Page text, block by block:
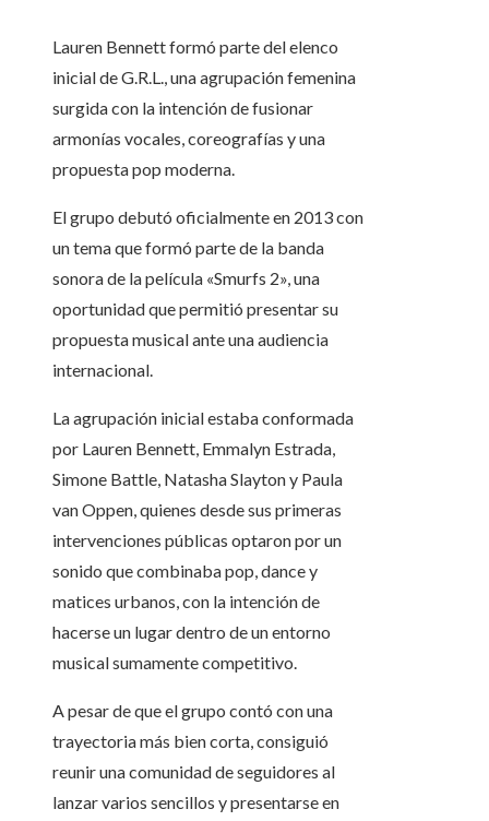
Lauren Bennett formó parte del elenco
inicial de G.R.L., una agrupación femenina
surgida con la intención de fusionar
armonías vocales, coreografías y una
propuesta pop moderna.
El grupo debutó oficialmente en 2013 con
un tema que formó parte de la banda
sonora de la película «Smurfs 2», una
oportunidad que permitió presentar su
propuesta musical ante una audiencia
internacional.
La agrupación inicial estaba conformada
por Lauren Bennett, Emmalyn Estrada,
Simone Battle, Natasha Slayton y Paula
van Oppen, quienes desde sus primeras
intervenciones públicas optaron por un
sonido que combinaba pop, dance y
matices urbanos, con la intención de
hacerse un lugar dentro de un entorno
musical sumamente competitivo.
A pesar de que el grupo contó con una
trayectoria más bien corta, consiguió
reunir una comunidad de seguidores al
lanzar varios sencillos y presentarse en